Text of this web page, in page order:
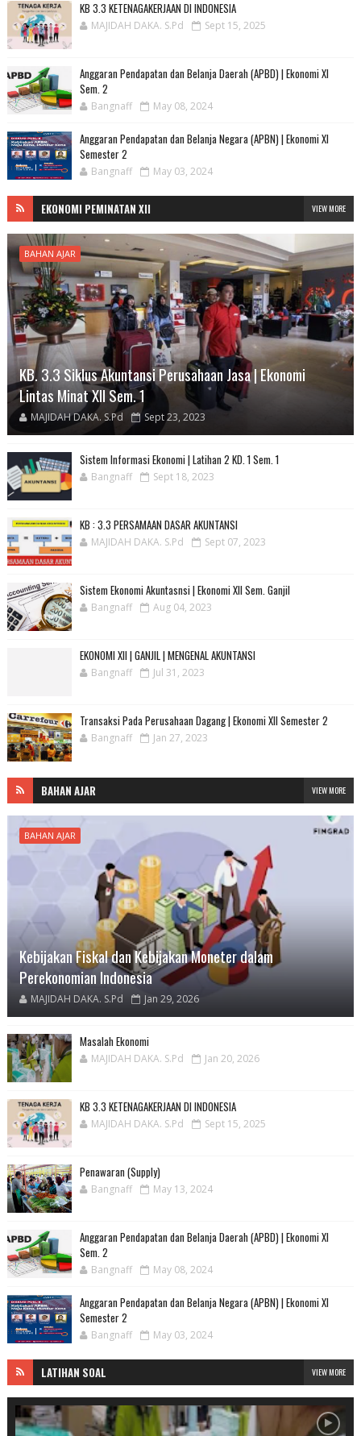
KB 3.3 KETENAGAKERJAAN DI INDONESIA
MAJIDAH DAKA. S.Pd Sept 15, 2025
Anggaran Pendapatan dan Belanja Daerah (APBD) | Ekonomi XI
Sem. 2
Bangnaff May 08, 2024
Anggaran Pendapatan dan Belanja Negara (APBN) | Ekonomi XI
Semester 2
Bangnaff May 03, 2024
EKONOMI PEMINATAN XII VIEW MORE
BAHAN AJAR
KB. 3.3 Siklus Akuntansi Perusahaan Jasa | Ekonomi
Lintas Minat XII Sem. 1
MAJIDAH DAKA. S.Pd Sept 23, 2023
Sistem Informasi Ekonomi | Latihan 2 KD. 1 Sem. 1
Bangnaff Sept 18, 2023
KB : 3.3 PERSAMAAN DASAR AKUNTANSI
MAJIDAH DAKA. S.Pd Sept 07, 2023
Sistem Ekonomi Akuntasnsi | Ekonomi XII Sem. Ganjil
Bangnaff Aug 04, 2023
EKONOMI XII | GANJIL | MENGENAL AKUNTANSI
Bangnaff Jul 31, 2023
Transaksi Pada Perusahaan Dagang | Ekonomi XII Semester 2
Bangnaff Jan 27, 2023
BAHAN AJAR VIEW MORE
BAHAN AJAR
Kebijakan Fiskal dan Kebijakan Moneter dalam
Perekonomian Indonesia
MAJIDAH DAKA. S.Pd Jan 29, 2026
Masalah Ekonomi
MAJIDAH DAKA. S.Pd Jan 20, 2026
KB 3.3 KETENAGAKERJAAN DI INDONESIA
MAJIDAH DAKA. S.Pd Sept 15, 2025
Penawaran (Supply)
Bangnaff May 13, 2024
Anggaran Pendapatan dan Belanja Daerah (APBD) | Ekonomi XI
Sem. 2
Bangnaff May 08, 2024
Anggaran Pendapatan dan Belanja Negara (APBN) | Ekonomi XI
Semester 2
Bangnaff May 03, 2024
LATIHAN SOAL VIEW MORE